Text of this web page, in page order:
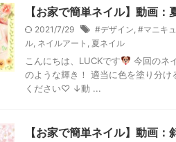
【お家で簡単ネイル】動画
2021/7/29 #デザイン, #マニキ
ル, ネイルアート , 夏ネイル
こんにちは、LUCKです
今回のネ
のような輝き！ 適当に色を塗り分
ください♡ ↓動 ...
【お家で簡単ネイル】動画